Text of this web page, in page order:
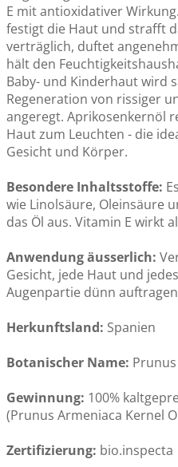
E mit antioxidativer
festigt die Haut und strafft
verträglich, duftet
hält den
Baby- und Kinderhaut wird
Regeneration von rissiger
angeregt. Aprikosenkernöl
Haut zum Leuchten - die
Gesicht und Körper.
Besondere Inhaltsstoffe:
wie Linolsäure, Oleinsäure
das Öl aus. Vitamin E wirkt
Anwendung äusserlich:
Gesicht, jede Haut und
Augenpartie dünn
Herkunftsland: Spanien
Botanischer Name:
Gewinnung: 100%
(Prunus Armeniaca Kernel
Zertifizierung: bio.inspecta